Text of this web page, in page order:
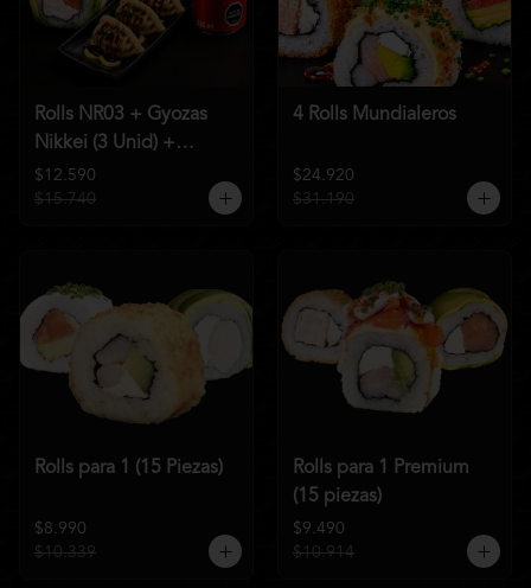
Rolls NR03 + Gyozas
Nikkei (3 Unid) +
Bebida a elección
$12.590
$15.740
4 Rolls Mundialeros
$24.920
$31.190
Rolls para 1 (15 Piezas)
$8.990
$10.339
Rolls para 1 Premium
(15 piezas)
$9.490
$10.914